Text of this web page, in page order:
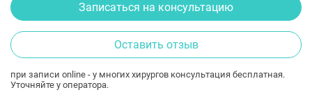
Записаться на консультацию
Оставить отзыв
при записи online - у многих хирургов консультация бесплатная.
Уточняйте у оператора.